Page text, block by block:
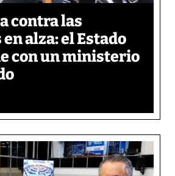
contra las
alza: el Estado
con un ministerio